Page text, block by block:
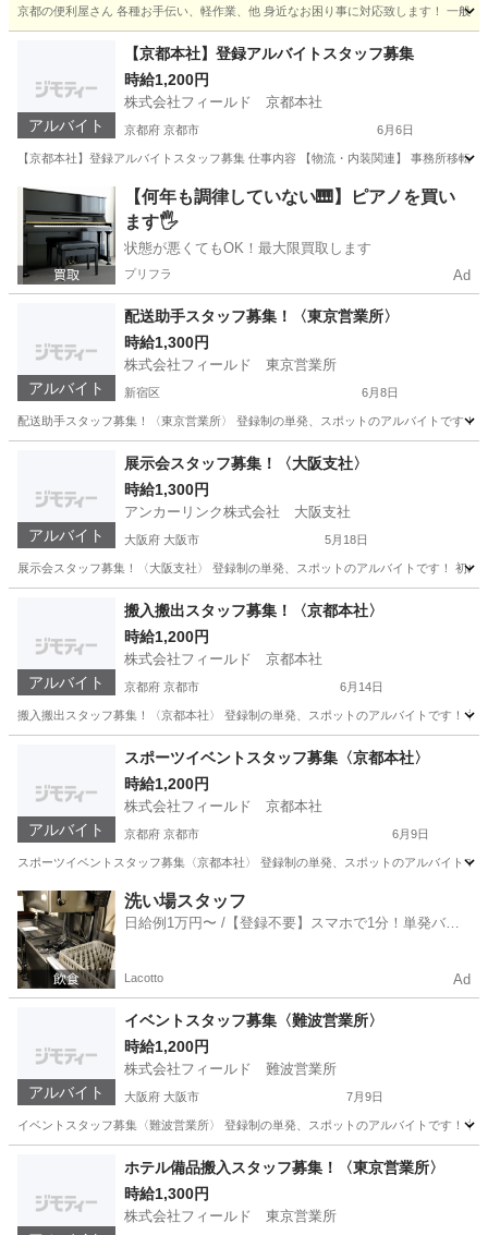
京都の便利屋さん 各種お手伝い、軽作業、他 身近なお困り事に対応致します！ 一般
便利屋 片付け
アルバイト
【京都本社】登録アルバイトスタッフ募集
時給1,200円
株式会社フィールド 京都本社
京都府 京都市 6月6日
【京都本社】登録アルバイトスタッフ募集 仕事内容 【物流・内装関連】 事務所移転
京都 京都市 物流 スタッフ
【何年も調律していない🎹】ピアノを買い
ます🖐️
状態が悪くてもOK！最大限買取します
プリフラ Ad
アルバイト
配送助手スタッフ募集！〈東京営業所〉
時給1,300円
株式会社フィールド 東京営業所
新宿区 6月8日
配送助手スタッフ募集！〈東京営業所〉 登録制の単発、スポットのアルバイトです
配送
アルバイト
展示会スタッフ募集！〈大阪支社〉
時給1,300円
アンカーリンク株式会社 大阪支社
大阪府 大阪市 5月18日
展示会スタッフ募集！〈大阪支社〉 登録制の単発、スポットのアルバイトです！ 初
イベントスタッフ スタッフ
アルバイト
搬入搬出スタッフ募集！〈京都本社〉
時給1,200円
株式会社フィールド 京都本社
京都府 京都市 6月14日
搬入搬出スタッフ募集！〈京都本社〉 登録制の単発、スポットのアルバイトです！
軽作業 イス
アルバイト
スポーツイベントスタッフ募集〈京都本社〉
時給1,200円
株式会社フィールド 京都本社
京都府 京都市 6月9日
スポーツイベントスタッフ募集〈京都本社〉 登録制の単発、スポットのアルバイト
京都 京都市 軽作業
洗い場スタッフ
日給例1万円〜 /【登録不要】スマホで1分！単発バイ
Lacotto Ad
アルバイト
イベントスタッフ募集〈難波営業所〉
時給1,200円
株式会社フィールド 難波営業所
大阪府 大阪市 7月9日
イベントスタッフ募集〈難波営業所〉 登録制の単発、スポットのアルバイトです！
アミューズメント
ホテル備品搬入スタッフ募集！〈東京営業所〉
時給1,300円
株式会社フィールド 東京営業所